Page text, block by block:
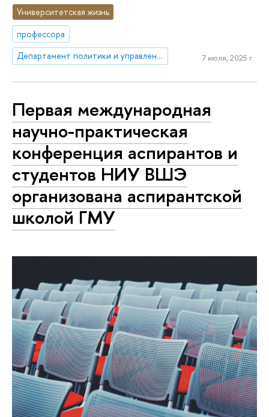
Университетская жизнь
профессора
Департамент политики и управления
7 июля, 2025 г.
Первая международная
научно-практическая
конференция аспирантов и
студентов НИУ ВШЭ
организована аспирантской
школой ГМУ